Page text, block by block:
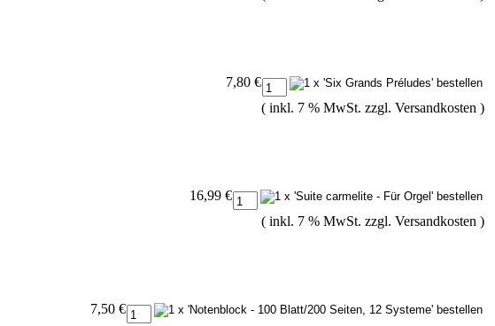
7,80 €
( inkl. 7 % MwSt. zzgl. Versandkosten )
16,99 €
( inkl. 7 % MwSt. zzgl. Versandkosten )
7,50 €